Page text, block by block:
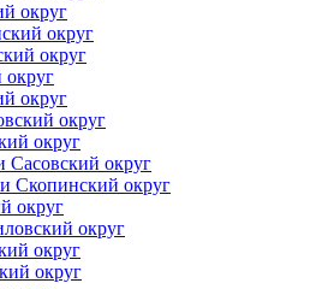
округ
округ
округ
округ
округ
округ
округ
Сасовский округ
Скопинский округ
округ
округ
округ
округ